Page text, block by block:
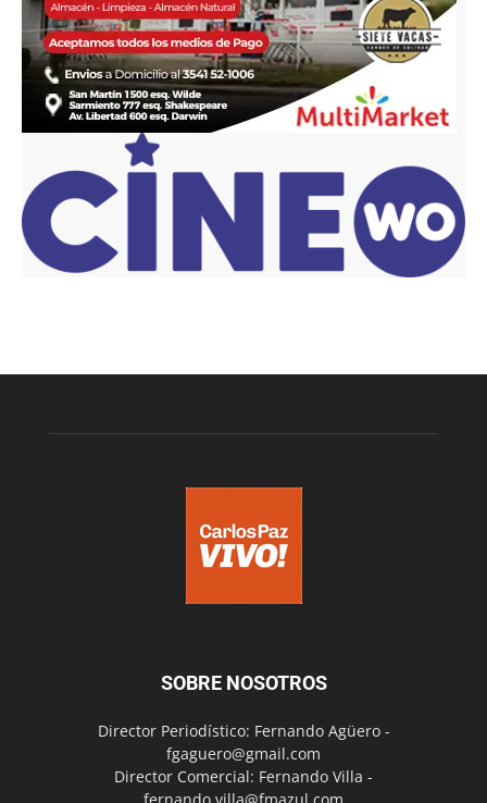
SOBRE NOSOTROS
Director Periodístico: Fernando Agüero -
fgaguero@gmail.com
Director Comercial: Fernando Villa -